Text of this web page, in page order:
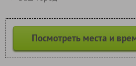
Посмотреть места и